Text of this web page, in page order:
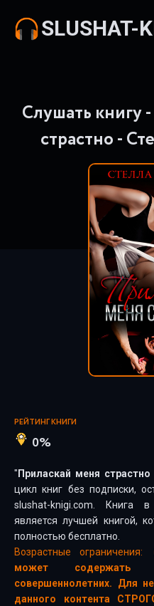
Слушать книгу
страстно -
РЕЙТИНГ КНИГИ
0%
" Приласкай меня
цикл книг без подписки,
slushat-knigi.com. Книга
является лучшей книгой,
полностью бесплатно.
Возрастные ограничения:
может содержать
совершеннолетних. Для
данного контента